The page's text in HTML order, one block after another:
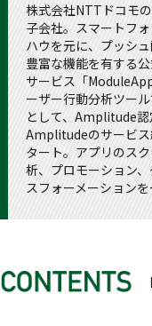
株式会社NTTドコモ
子会社。スマートフ
ハウを元に、プッシ
豊富な機能を有する
サービス「
ーザー行動分析ツー
として、Amplitude認
Amplitudeのサービス
タート。アプリのス
析、プロモーション
スフォーメーション